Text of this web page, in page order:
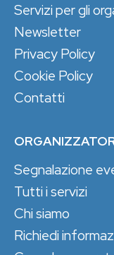
Servizi per gli
Newsletter
Privacy Policy
Cookie Policy
Contatti
Segnalazione
Tutti i servizi
Chi siamo
Richiedi